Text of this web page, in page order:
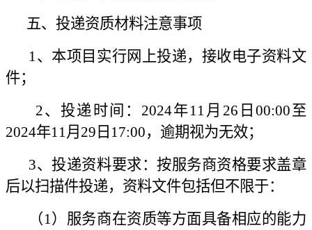
五、投递资质材料注意事项
1、本项目实行网上投递，接收电子资料文
件；
2、投递时间：2024年11月26日00:00至
2024年11月29日17:00，逾期视为无效；
3、投递资料要求：按服务商资格要求盖章
后以扫描件投递，资料文件包括但不限于：
（1）服务商在资质等方面具备相应的能力